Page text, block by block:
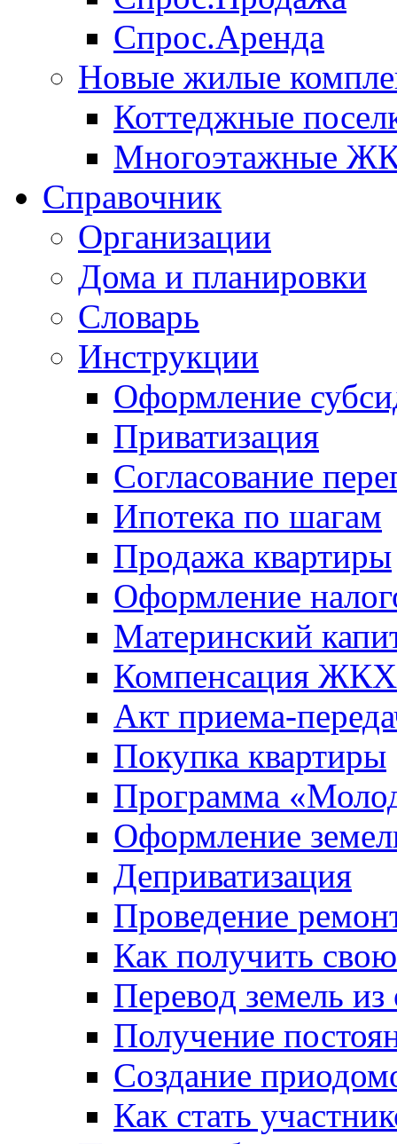
Спрос.Аренда
Новые жилые
Коттеджные
Многоэтажные
Справочник
Организации
Дома и планировки
Словарь
Инструкции
Оформление
Приватизация
Согласование
Ипотека по шагам
Продажа квартиры
Оформление
Материнский
Компенсация ЖКХ
Акт приема-
Покупка квартиры
Программа
Оформление
Деприватизация
Проведение
Как получить
Перевод земель
Получение
Создание
Как стать